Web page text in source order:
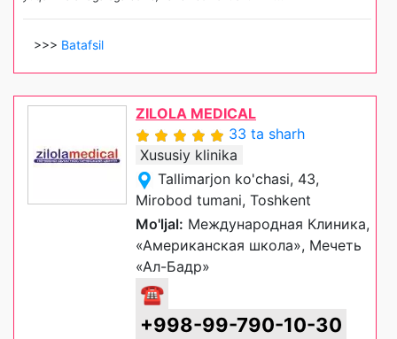
>>> Batafsil
ZILOLA MEDICAL
33 ta sharh
Xususiy klinika
Tallimarjon ko'chasi, 43,
Mirobod tumani, Toshkent
Mo'ljal: Международная Клиника,
«Американская школа», Мечеть
«Ал-Бадр»
☎
+998-99-790-10-30